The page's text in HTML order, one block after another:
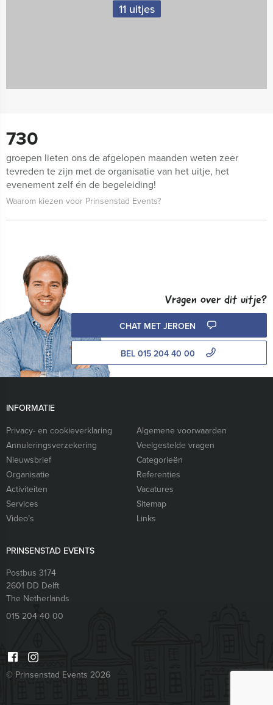
11 uitjes
730
groepen lieten ons de afgelopen maanden weten zeer
tevreden te zijn met de organisatie van het uitje, het
evenement zelf én de begeleiding!
Waarom kiezen voor Prinsenstad Events?
Vragen over dit uitje?
CHAT MET JEROEN
BEL 015 204 40 00
INFORMATIE
Privacy- en cookieverklaring
Algemene voorwaarden
Annuleringsverzekering
Veelgestelde vragen
Nieuwsbrief
Categorieën
Organisatie
Referenties
Activiteiten
Vacatures
Services
Sitemap
Video’s
Links
PRINSENSTAD EVENTS
Postbus 3174
2601 DD Delft
The Netherlands
015 204 40 00
© Prinsenstad Events 2026